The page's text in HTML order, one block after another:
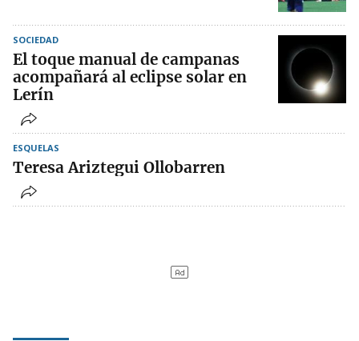
SOCIEDAD
El toque manual de campanas
acompañará al eclipse solar en
Lerín
ESQUELAS
Teresa Ariztegui Ollobarren